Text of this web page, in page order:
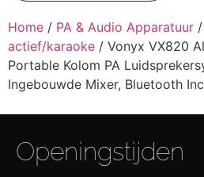
Home / PA & Audio Apparatuur /
actief/karaoke / Vonyx VX820
Portable Kolom PA
Ingebouwde Mixer, Bluetooth
Openingstijden